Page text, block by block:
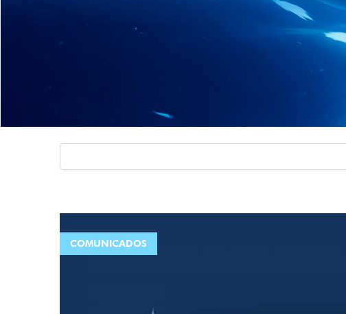
COMUNICADOS